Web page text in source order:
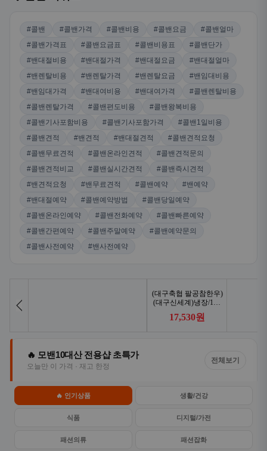
#콜밴 #콜밴가격 #콜밴비용 #콜밴요금
#콜밴얼마
#콜밴가격표
#콜밴요금표 #콜밴비용표
#콜밴단가
#밴대절비용
#밴대절가격 #밴대절요금
#밴대절얼마
#밴렌탈비용
#밴렌탈가격 #밴렌탈요금
#밴임대비용
#밴임대가격
#밴대여비용 #밴대여가격
#콜밴렌탈비용
#콜밴렌탈가격
#콜밴편도비용
#콜밴왕복비용
#콜밴기사포함비용
#콜밴기사포함가격
#콜밴1일비용
#콜밴견적
#밴견적 #밴대절견적
#콜밴견적요청
#콜밴무료견적
#콜밴온라인견적
#콜밴견적문의
#콜밴견적비교
#콜밴실시간견적
#콜밴즉시견적
#밴견적요청
#밴무료견적 #콜밴예약
#밴예약
#밴대절예약
#콜밴예약방법
#콜밴당일예약
#콜밴온라인예약
#콜밴전화예약
#콜밴빠른예약
#콜밴간편예약
#콜밴주말예약
#콜밴예약문의
#콜밴사전예약
#밴사전예약
🔥 모밴10대산 전용샵 초특가
오늘만 이 가격 · 재고 한정
전체보기
🔥 인기상품 생활/건강
식품 디지털/가전
패션의류 패션잡화